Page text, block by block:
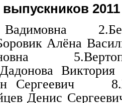
Алёна
Сергеевич
Денис